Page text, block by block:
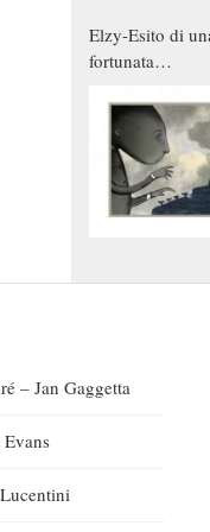
Elzy-Esito di
fortunata
– Jan Gaggetta